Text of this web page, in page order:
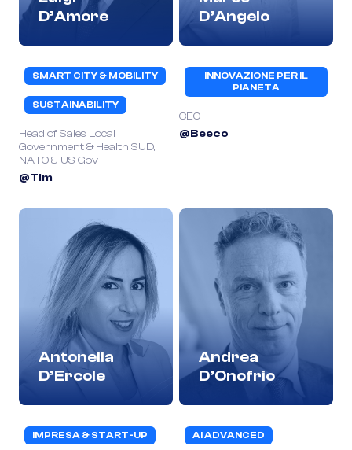
D’Amore
SMART CITY & MOBILITY
SUSTAINABILITY
Head of Sales Local
Government & Health SUD,
NATO & US Gov
@Tim
D’Angelo
INNOVAZIONE PER IL
PIANETA
CEO
@Beeco
Antonella
D’Ercole
IMPRESA & START-UP
Andrea
D’Onofrio
AI ADVANCED